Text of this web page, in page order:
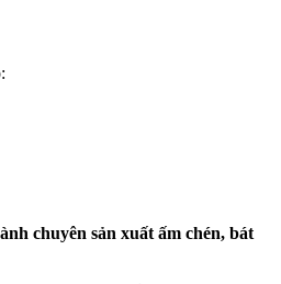
chuyên sản xuất ấm chén, bát